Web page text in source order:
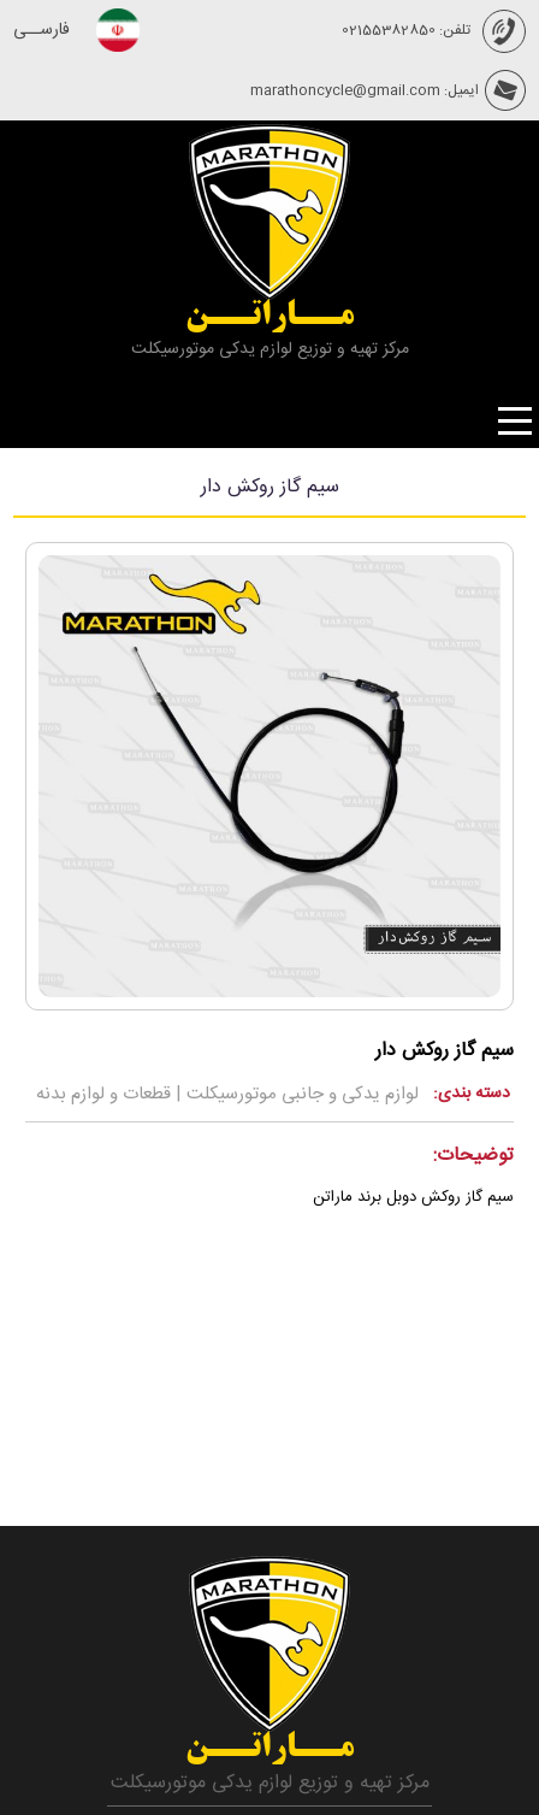
تلفن: 02155382850
ایمیل: marathoncycle@gmail.com
فارســی
مــاراتــن
مرکز تهیه و توزیع لوازم یدکی موتورسیکلت
سيم گاز روكش دار
سيم گاز روكش دار
دسته بندی: لوازم یدکی و جانبی موتورسیکلت | قطعات و لوازم بدنه
توضیحات:
سیم گاز روکش دوبل برند ماراتن
مــاراتــن
مرکز تهیه و توزیع لوازم یدکی موتورسیکلت